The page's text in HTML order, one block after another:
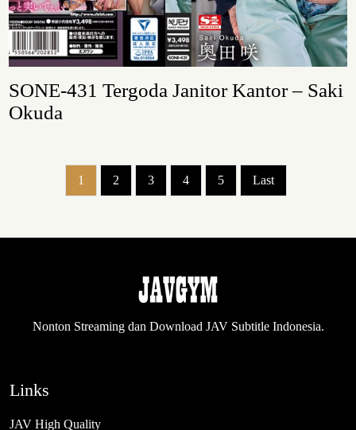
SONE-431 Tergoda Janitor Kantor – Saki
Okuda
1 2 3 4 5 Last
Nonton Streaming dan Download JAV Subtitle Indonesia.
Links
JAV High Quality